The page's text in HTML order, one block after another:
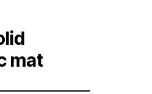
WC
mat